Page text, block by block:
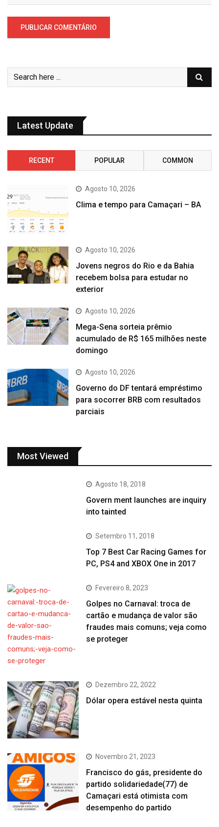
Latest Update
RECENT POPULAR COMMON
Agosto 10, 2026
Clima e tempo para Camaçari – BA
Agosto 10, 2026
Jovens negros do Rio e da Bahia
recebem bolsa para estudar no
exterior
Agosto 10, 2026
Mega-Sena sorteia prêmio
acumulado de R$ 165 milhões neste
domingo
Agosto 10, 2026
Governo do DF tentará empréstimo
para socorrer BRB com resultados
parciais
Most Viewed
Agosto 18, 2018
Govern ment launches are inquiry
into tainted
Setembro 11, 2018
Top 7 Best Car Racing Games for
PC, PS4 and XBOX One in 2017
Fevereiro 8, 2023
Golpes no Carnaval: troca de
cartão e mudança de valor são
fraudes mais comuns; veja como
se proteger
Dezembro 22, 2022
Dólar opera estável nesta quinta
Novembro 21, 2023
Francisco do gás, presidente do
partido solidariedade(77) de
Camaçari está otimista com
desempenho do partido